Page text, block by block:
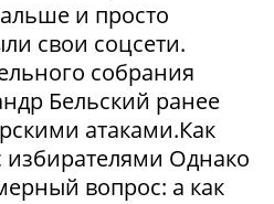
и просто
свои соцсети.
собрания
Бельский ранее
атаками.Как
избирателями Однако
вопрос: а как